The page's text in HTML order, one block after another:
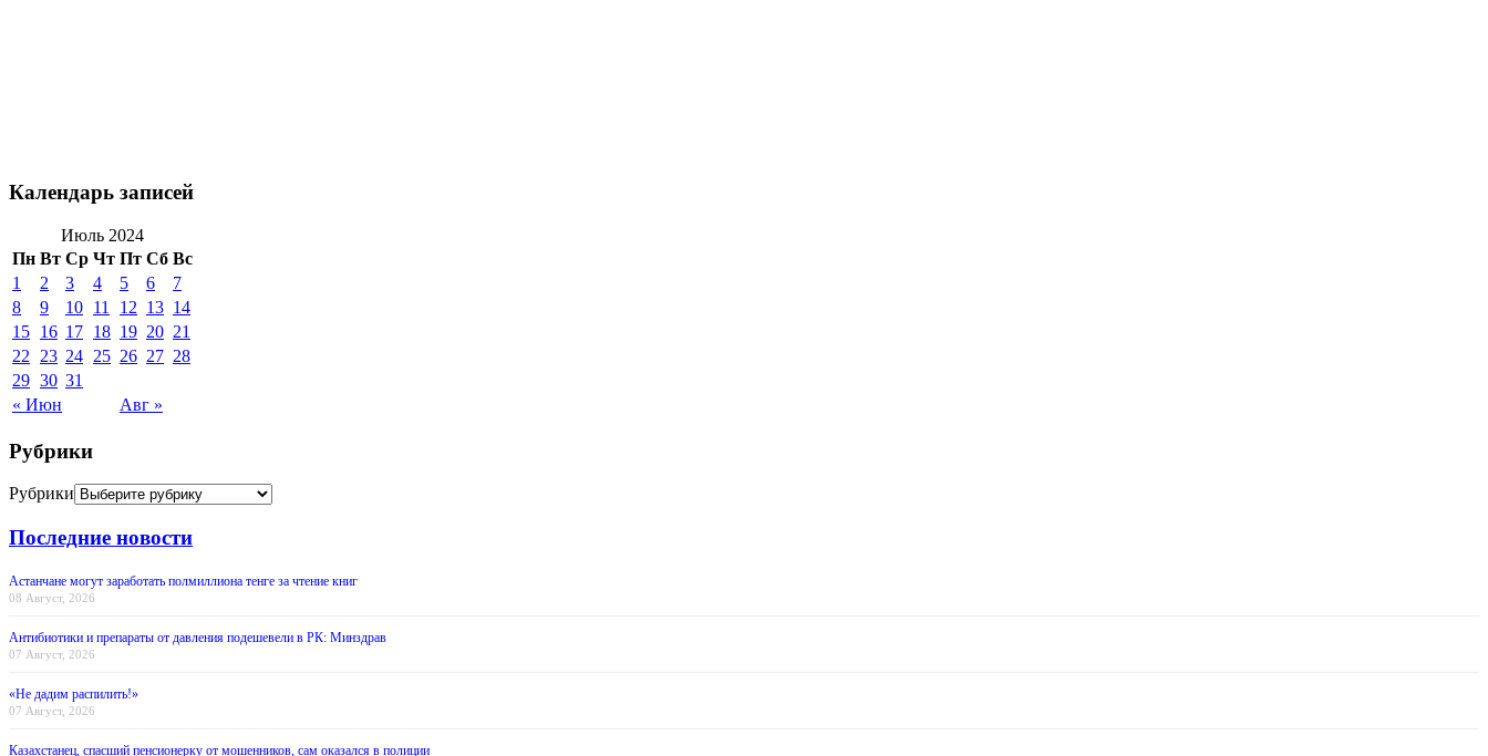
Календарь записей
Июль 2024
Пн Вт Ср Чт Пт Сб Вс
« Июн Авг »
1 2 3 4 5 6
7
8
9 10 11 12 13 14
15 16 17 18 19 20 21
22
23 24 25 26 27 28
29 30 31
Рубрики
Рубрики
Последние новости
Астанчане могут заработать полмиллиона тенге за чтение книг
08 Август, 2026
Антибиотики и препараты от давления подешевели в РК: Минздрав
07 Август, 2026
«Не дадим распилить!»
07 Август, 2026
Казахстанец, спасший пенсионерку от мошенников, сам оказался в полиции